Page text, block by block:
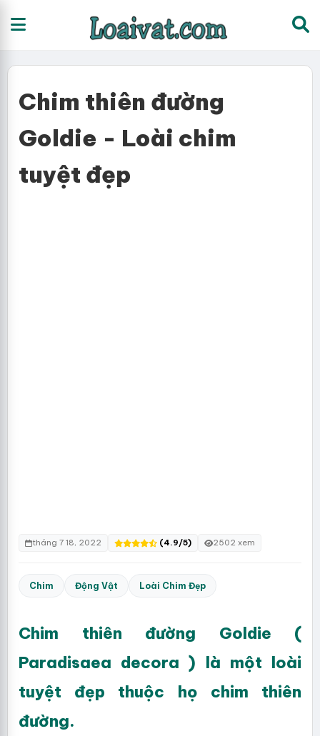
Chim thiên đường
Goldie - Loài chim
tuyệt đẹp
tháng 7 18, 2022 (4.9/5) 2502 xem
Chim Động Vật Loài Chim Đẹp
Chim thiên đường Goldie (
Paradisaea decora ) là một loài
tuyệt đẹp thuộc họ chim thiên
đường.